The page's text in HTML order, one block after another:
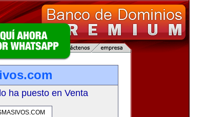
ha puesto en Venta